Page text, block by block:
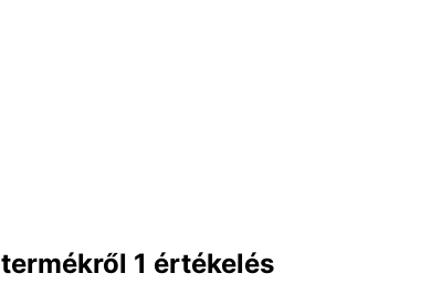
termékről 1 értékelés